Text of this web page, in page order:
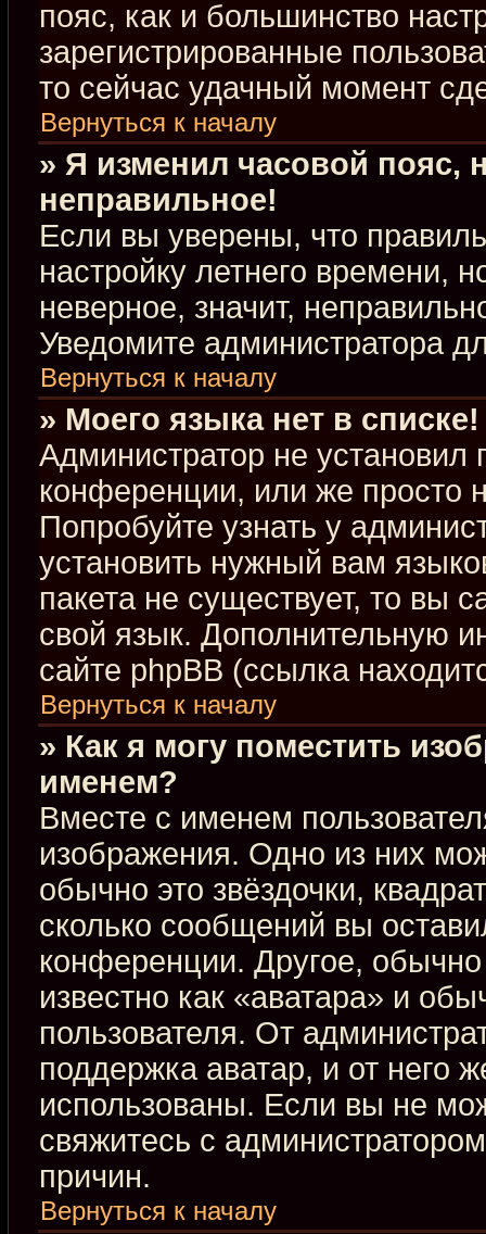
пояс, как и большинство
зарегистрированные
то сейчас удачный момент
Вернуться к началу
» Я изменил часовой пояс,
неправильное!
Если вы уверены, что
настройку летнего времени,
неверное, значит,
Уведомите администратора
Вернуться к началу
» Моего языка нет в списке!
Администратор не
конференции, или же просто
Попробуйте узнать у
установить нужный вам
пакета не существует, то вы
свой язык. Дополнительную
сайте phpBB (ссылка
Вернуться к началу
» Как я могу поместить
именем?
Вместе с именем
изображения. Одно из них
обычно это звёздочки,
сколько сообщений вы
конференции. Другое,
известно как «аватара» и
пользователя. От
поддержка аватар, и от него
использованы. Если вы не
свяжитесь с
причин.
Вернуться к началу